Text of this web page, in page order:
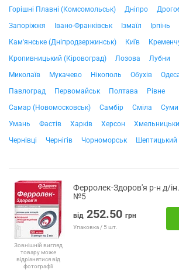
Горішні Плавні (Комсомольськ)
Дніпро
Запоріжжя
Івано-Франківськ Ізмаїл
Ірпінь
Кам'янське (Дніпродзержинськ)
Київ
Кропивницький (Кіровоград)
Лозова Лубни
Миколаїв
Мукачево Нікополь Обухів
Павлоград
Первомайськ Полтава
Рівне
Самар (Новомосковськ)
Самбір Сміла Суми
Умань
Фастів Харків Херсон
Чернівці
Чернігів Чорноморськ Шептицький
Зовнішній вигляд
товару може
відрізнятися від
фотографії
Ферролек-Здоров'я р-н д/
№5
від 252.50 грн
Упаковка / 5 шт.